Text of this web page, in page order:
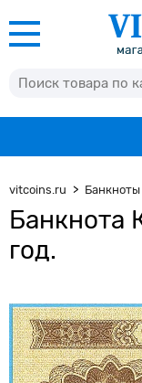
vitcoins.ru Банкноты
Банкнота
год.